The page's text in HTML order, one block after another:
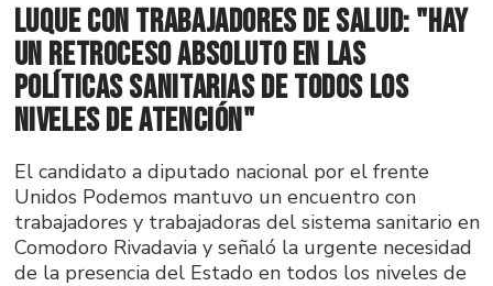
Luque con trabajadores de salud: "Hay
un retroceso absoluto en las
políticas sanitarias de todos los
niveles de atención"
El candidato a diputado nacional por el frente
Unidos Podemos mantuvo un encuentro con
trabajadores y trabajadoras del sistema sanitario en
Comodoro Rivadavia y señaló la urgente necesidad
de la presencia del Estado en todos los niveles de